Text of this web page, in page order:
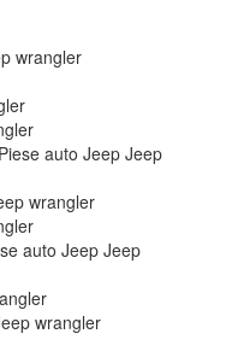
wrangler
auto Jeep Jeep
wrangler
auto Jeep Jeep
wrangler